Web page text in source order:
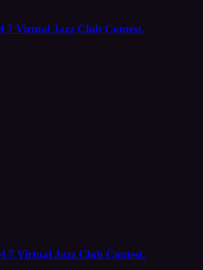
7 Virtual Jazz Club Contest.
7 Virtual Jazz Club Contest.